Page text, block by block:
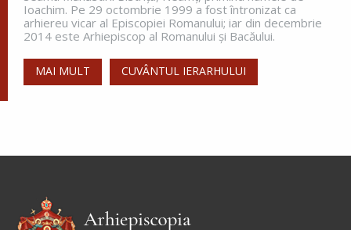
greutăți în a dobândi prunci....
Sfânta Irina,
de bărbați, sfânta a avut curajul să
Ioachim. Pe 29 octombrie 1999 a fost întronizat ca
arhiereu vicar al Episcopiei Romanului; iar din decembrie
2014 este Arhiepiscop al Romanului și Bacăului.
MAI MULT CUVÂNTUL IERARHULUI